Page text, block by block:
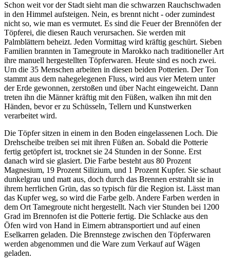
Schon weit vor der Stadt sieht man die schwarzen Rauchschwaden
in den Himmel aufsteigen. Nein, es brennt nicht - oder zumindest
nicht so, wie man es vermutet. Es sind die Feuer der Brennöfen der
Töpferei, die diesen Rauch verursachen. Sie werden mit
Palmblättern beheizt. Jeden Vormittag wird kräftig geschürt. Sieben
Familien brannten in Tamegroute in Marokko nach traditioneller Art
ihre manuell hergestellten Töpferwaren. Heute sind es noch zwei.
Um die 35 Menschen arbeiten in diesen beiden Potterien. Der Ton
stammt aus dem nahegelegenen Fluss, wird aus vier Metern unter
der Erde gewonnen, zerstoßen und über Nacht eingeweicht. Dann
treten ihn die Männer kräftig mit den Füßen, walken ihn mit den
Händen, bevor er zu Schüsseln, Tellern und Kunstwerken
verarbeitet wird.
Die Töpfer sitzen in einem in den Boden eingelassenen Loch. Die
Drehscheibe treiben sei mit ihren Füßen an. Sobald die Potterie
fertig getöpfert ist, trocknet sie 24 Stunden in der Sonne. Erst
danach wird sie glasiert. Die Farbe besteht aus 80 Prozent
Magnesium, 19 Prozent Silizium, und 1 Prozent Kupfer. Sie schaut
dunkelgrau und matt aus, doch durch das Brennen erstrahlt sie in
ihrem herrlichen Grün, das so typisch für die Region ist. Lässt man
das Kupfer weg, so wird die Farbe gelb. Andere Farben werden in
dem Ort Tamegroute nicht hergestellt. Nach vier Stunden bei 1200
Grad im Brennofen ist die Potterie fertig. Die Schlacke aus den
Öfen wird von Hand in Eimern abtransportiert und auf einen
Eselkarren geladen. Die Brennstege zwischen den Töpferwaren
werden abgenommen und die Ware zum Verkauf auf Wägen
geladen.